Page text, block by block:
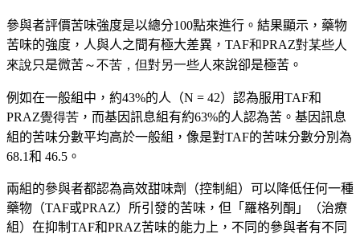
參與者評價苦味強度是以總分100點來進行。結果顯示，藥物
苦味的強度，人與人之間有極大差異， TAF和PRAZ對某些人
來說只是微苦 ～不苦，但對另一些人 來說卻是極苦。
例如在一般組中，約43%的人（N = 42）認為服用TAF和
PRAZ覺得苦 ，而基因訊息組有約63%的人認為苦。基因訊息
組的苦味分數平均高於一般組，像是對TAF的苦味分數分別為
68.1和 46.5。
兩組的參與者都認為高效甜味劑（控制組） 可以降低任何一種
藥物（TAF或PRAZ） 所引發的苦味，但「羅格列酮」（治療
組） 在抑制TAF和PRAZ苦味的能力上，不同的參與者有不同